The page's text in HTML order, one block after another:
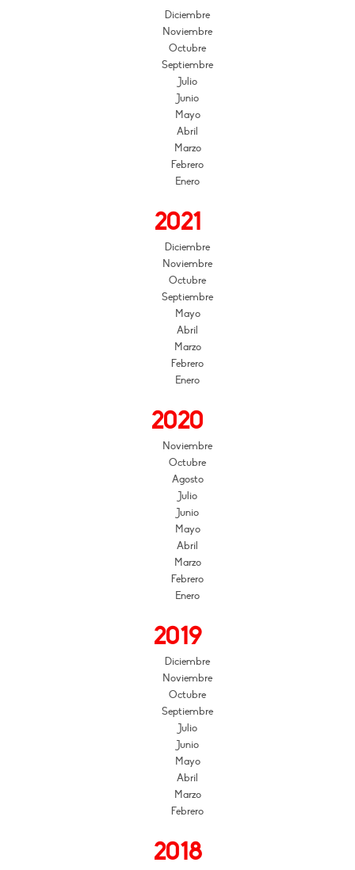
Diciembre
Noviembre
Octubre
Septiembre
Julio
Junio
Mayo
Abril
Marzo
Febrero
Enero
2021
Diciembre
Noviembre
Octubre
Septiembre
Mayo
Abril
Marzo
Febrero
Enero
2020
Noviembre
Octubre
Agosto
Julio
Junio
Mayo
Abril
Marzo
Febrero
Enero
2019
Diciembre
Noviembre
Octubre
Septiembre
Julio
Junio
Mayo
Abril
Marzo
Febrero
2018